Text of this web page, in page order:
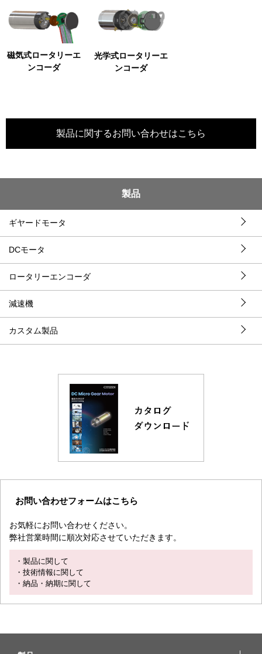
磁気式ロータリーエ
ンコーダ
光学式ロータリーエ
ンコーダ
製品に関するお問い合わせはこちら
製品
ギヤードモータ
DCモータ
ロータリーエンコーダ
減速機
カスタム製品
お問い合わせフォームはこちら
お気軽にお問い合わせください。
弊社営業時間に順次対応させていただきます。
・製品に関して
・技術情報に関して
・納品・納期に関して